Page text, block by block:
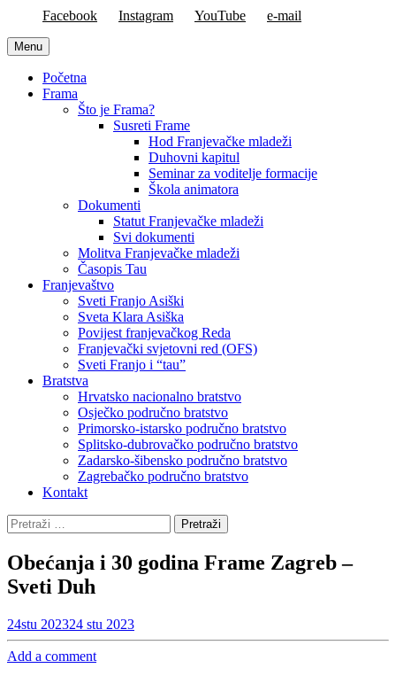
Facebook
Instagram YouTube e-mail
Menu
Početna
Frama
Što je Frama?
Susreti Frame
Hod Franjevačke mladeži
Duhovni kapitul
Seminar za voditelje formacije
Škola animatora
Dokumenti
Statut Franjevačke mladeži
Svi dokumenti
Molitva Franjevačke mladeži
Časopis Tau
Franjevaštvo
Sveti Franjo Asiški
Sveta Klara Asiška
Povijest franjevačkog Reda
Franjevački svjetovni red (OFS)
Sveti Franjo i “tau”
Bratstva
Hrvatsko nacionalno bratstvo
Osječko područno bratstvo
Primorsko-istarsko područno bratstvo
Splitsko-dubrovačko područno bratstvo
Zadarsko-šibensko područno bratstvo
Zagrebačko područno bratstvo
Kontakt
Pretraži:
Obećanja i 30 godina Frame Zagreb –
Sveti Duh
24stu 202324 stu 2023
Add a comment